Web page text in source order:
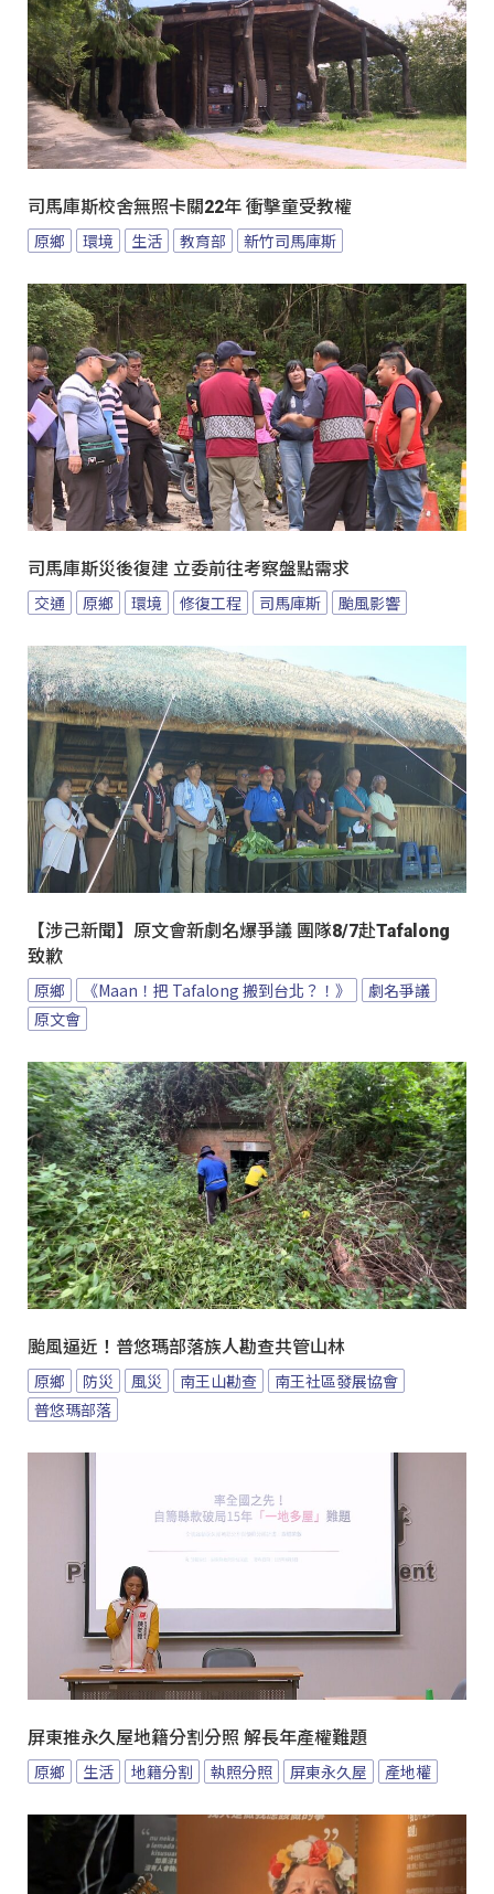
司馬庫斯校舍無照卡關22年 衝擊童受教權
原鄉 環境 生活 教育部 新竹司馬庫斯
司馬庫斯災後復建 立委前往考察盤點需求
交通 原鄉 環境 修復工程 司馬庫斯 颱風影響
【涉己新聞】原文會新劇名爆爭議 團隊8/7赴Tafalong
致歉
原鄉 《Maan！把 Tafalong 搬到台北？！》
劇名爭議
原文會
颱風逼近！普悠瑪部落族人勘查共管山林
原鄉 防災 風災 南王山勘查
南王社區發展協會
普悠瑪部落
屏東推永久屋地籍分割分照 解長年產權難題
原鄉 生活 地籍分割 執照分照 屏東永久屋 產地權